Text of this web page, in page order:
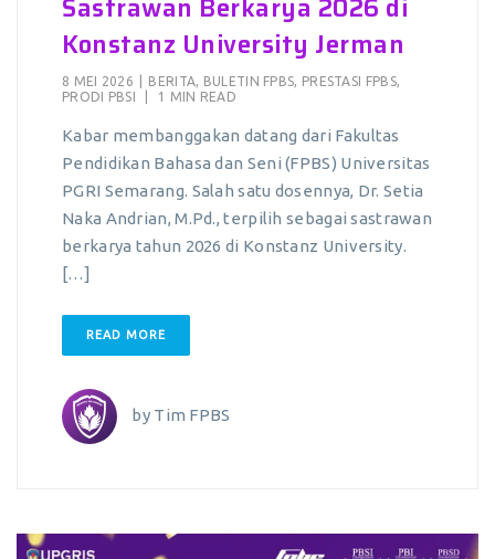
Sastrawan Berkarya 2026 di
Konstanz University Jerman
8 MEI 2026 BERITA, BULETIN FPBS, PRESTASI FPBS,
PRODI PBSI
1 MIN READ
Kabar membanggakan datang dari Fakultas
Pendidikan Bahasa dan Seni (FPBS) Universitas
PGRI Semarang. Salah satu dosennya, Dr. Setia
Naka Andrian, M.Pd., terpilih sebagai sastrawan
berkarya tahun 2026 di Konstanz University.
[…]
READ MORE
by Tim FPBS